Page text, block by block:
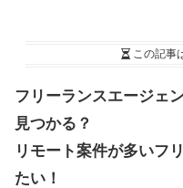
この記事
フリーランスエージェ
見つかる？
リモート案件が多いフ
たい！